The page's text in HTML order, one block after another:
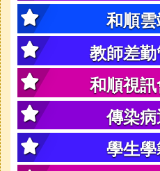
和順
教師差
和順視
傳染
學生